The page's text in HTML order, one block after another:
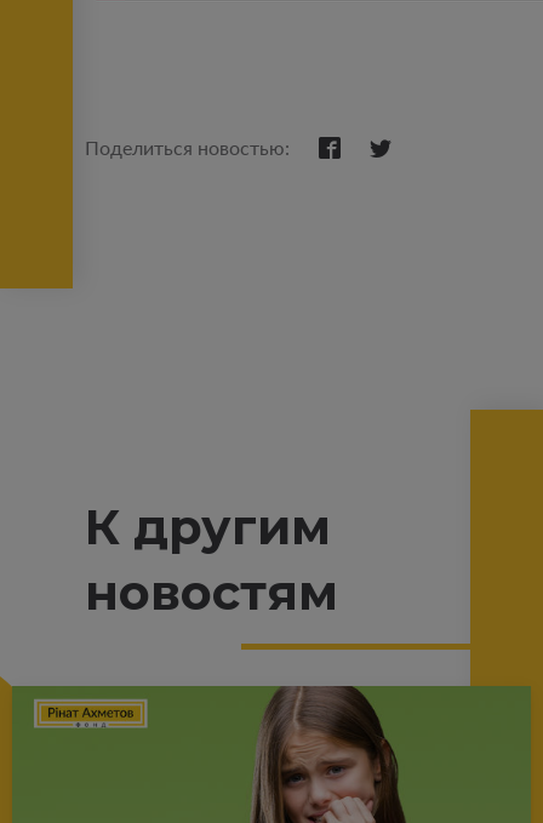
Поделиться новостью:
К другим
новостям